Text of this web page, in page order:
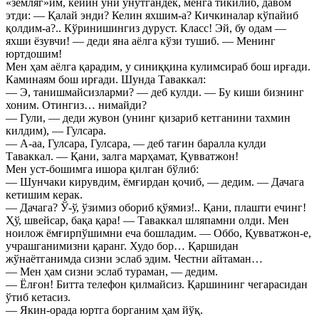
«земляг»им, кейин уни унутгандек, менга тикилиб, давом
этди: — Қалай энди? Келин яхшим-а? Кичкиналар кўпайиб
қолдим-а?.. Кўринишингиз дуруст. Класс! Эй, бу одам —
яхши ёзувчи! — деди яна аёлга кўзи тушиб. — Менинг
юртдошим!
Мен ҳам аёлга қарадим, у синиққина кулимсираб бош ирғади.
Каминаям бош ирғади. Шунда Таваккал:
— Э, танишмайсизларми? — деб кулди. — Бу киши бизнинг
хоним. Отингиз… нимайди?
— Гули, — деди жувон (унинг қизариб кетганини тахмин
килдим), — Гулсара.
— А-аа, Гулсара, Гулсара, — деб тағин баралла кулди
Таваккал. — Қани, залга марҳамат, Қувватжон!
Мен уст-бошимга ишора қилган бўлиб:
— Шунчаки кирувдим, ёмғирдан қочиб, — дедим. — Дачага
кетишим керак.
— Дачага? Ў-ў, ўзимиз обориб қўямиз!.. Қани, плашти ечинг!
Ҳў, швейсар, бақа қара! — Таваккал шляпамни олди. Мен
ноилож ёмғирпўшимни еча бошладим. — Оббо, Қувватжон-е,
учрашганимизни қаранг. Худо бор… Қаршидан
жўнаётганимда сизни эслаб эдим. Честни айтаман…
— Мен ҳам сизни эслаб тураман, — дедим.
— Ёлғон! Битта телефон қилмайсиз. Қаршининг чегарасидан
ўтиб кетасиз.
— Якин-орада юртга борганим ҳам йўқ.